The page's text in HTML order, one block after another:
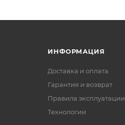
ИНФОРМАЦИЯ
Доставка и оплата
Гарантия и возврат
Правила эксплуатации
Технологии